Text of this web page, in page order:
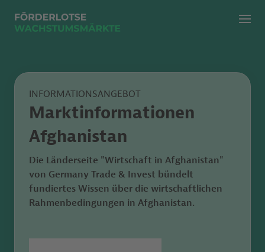
Menü
INFORMATIONSANGEBOT
Marktinformationen
Afghanistan
Die Länderseite "Wirtschaft in Afghanistan"
von Germany Trade & Invest bündelt
fundiertes Wissen über die wirtschaftlichen
Rahmenbedingungen in Afghanistan.